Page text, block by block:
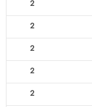
2
2
2
2
2